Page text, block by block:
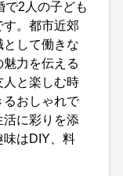
で2人の子ども
す。都市近郊
して働きな
力を伝える
人と楽しむ時
るおしゃれで
活に彩りを添
味はDIY、料